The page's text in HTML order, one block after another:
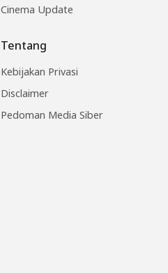
Cinema Update
Tentang
Kebijakan Privasi
Disclaimer
Pedoman Media Siber